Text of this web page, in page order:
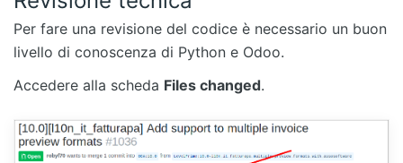
Per fare una revisione del codice è necessario un buon
livello di conoscenza di Python e Odoo.
Accedere alla scheda Files changed.